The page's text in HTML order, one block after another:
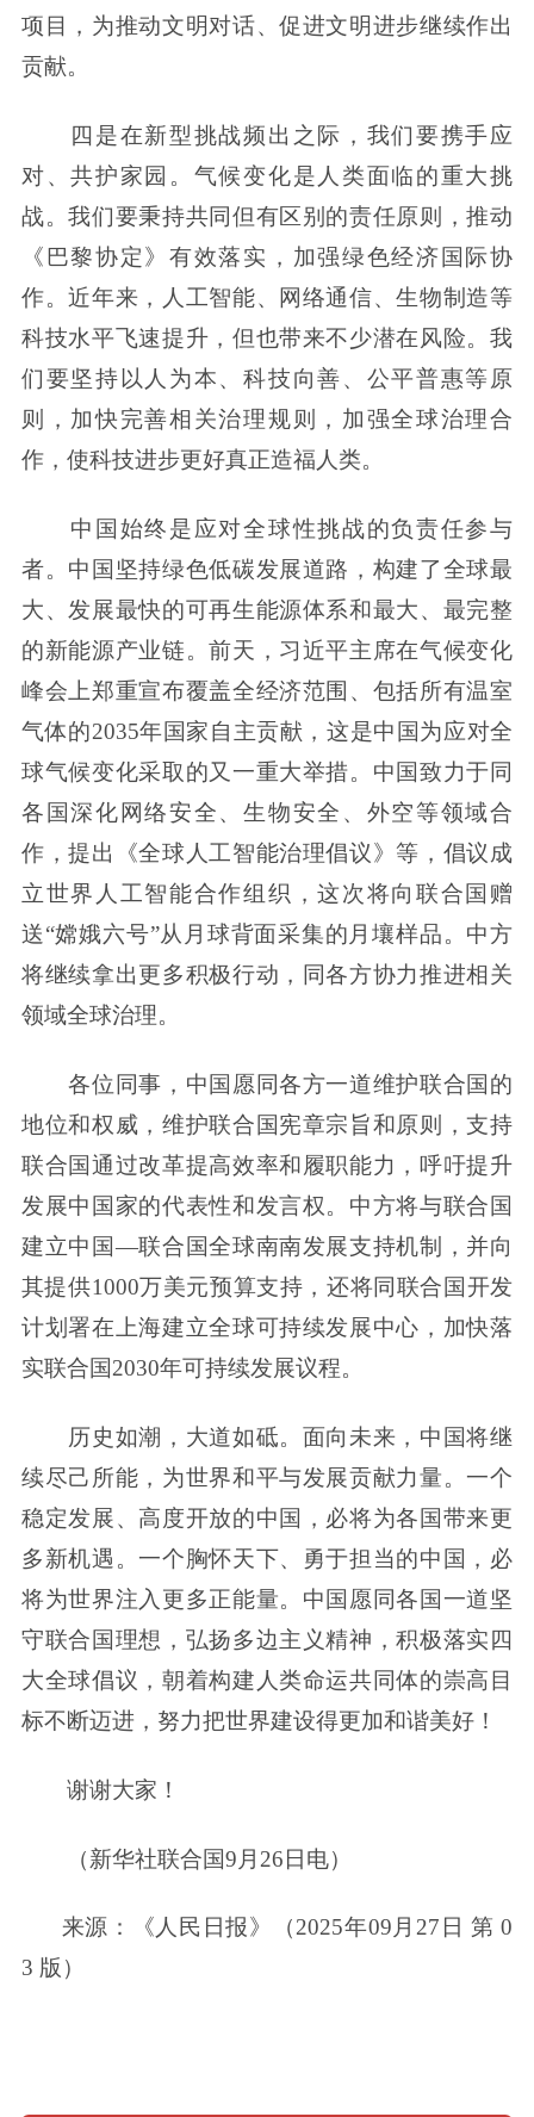
项目，为推动文明对话、促进文明进步继续作出
贡献。
四是在新型挑战频出之际，我们要携手应
对、共护家园。气候变化是人类面临的重大挑
战。我们要秉持共同但有区别的责任原则，推动
《巴黎协定》有效落实，加强绿色经济国际协
作。近年来，人工智能、网络通信、生物制造等
科技水平飞速提升，但也带来不少潜在风险。我
们要坚持以人为本、科技向善、公平普惠等原
则，加快完善相关治理规则，加强全球治理合
作，使科技进步更好真正造福人类。
中国始终是应对全球性挑战的负责任参与
者。中国坚持绿色低碳发展道路，构建了全球最
大、发展最快的可再生能源体系和最大、最完整
的新能源产业链。前天，习近平主席在气候变化
峰会上郑重宣布覆盖全经济范围、包括所有温室
气体的2035年国家自主贡献，这是中国为应对全
球气候变化采取的又一重大举措。中国致力于同
各国深化网络安全、生物安全、外空等领域合
作，提出《全球人工智能治理倡议》等，倡议成
立世界人工智能合作组织，这次将向联合国赠
送“嫦娥六号”从月球背面采集的月壤样品。中方
将继续拿出更多积极行动，同各方协力推进相关
领域全球治理。
各位同事，中国愿同各方一道维护联合国的
地位和权威，维护联合国宪章宗旨和原则，支持
联合国通过改革提高效率和履职能力，呼吁提升
发展中国家的代表性和发言权。中方将与联合国
建立中国—联合国全球南南发展支持机制，并向
其提供1000万美元预算支持，还将同联合国开发
计划署在上海建立全球可持续发展中心，加快落
实联合国2030年可持续发展议程。
历史如潮，大道如砥。面向未来，中国将继
续尽己所能，为世界和平与发展贡献力量。一个
稳定发展、高度开放的中国，必将为各国带来更
多新机遇。一个胸怀天下、勇于担当的中国，必
将为世界注入更多正能量。中国愿同各国一道坚
守联合国理想，弘扬多边主义精神，积极落实四
大全球倡议，朝着构建人类命运共同体的崇高目
标不断迈进，努力把世界建设得更加和谐美好！
谢谢大家！
（新华社联合国9月26日电）
来源： 《人民日报》（2025年09月27日 第 0
3 版）